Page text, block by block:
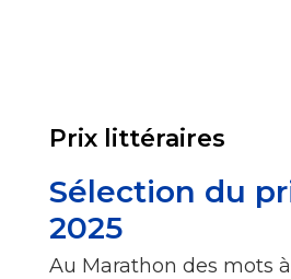
Prix littéraires
Sélection du
2025
Au Marathon des mots